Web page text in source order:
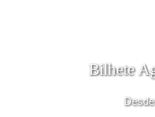
Bilhete